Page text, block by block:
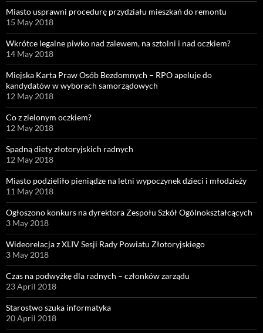
Miasto usprawni procedurę przydziału mieszkań do remontu
15 May 2018
Wkrótce legalne piwko nad zalewem, na sztolni i nad oczkiem?
14 May 2018
Miejska Karta Praw Osób Bezdomnych – RPO apeluje do
kandydatów w wyborach samorządowych
12 May 2018
Co z zielonym oczkiem?
12 May 2018
Spadną diety złotoryjskich radnych
12 May 2018
Miasto podzieliło pieniądze na letni wypoczynek dzieci i młodzieży
11 May 2018
Ogłoszono konkurs na dyrektora Zespołu Szkół Ogólnokształcących
3 May 2018
Wideorelacja z XLIV Sesji Rady Powiatu Złotoryjskiego
3 May 2018
Czas na podwyżkę dla radnych – członków zarządu
23 April 2018
Starostwo szuka informatyka
20 April 2018